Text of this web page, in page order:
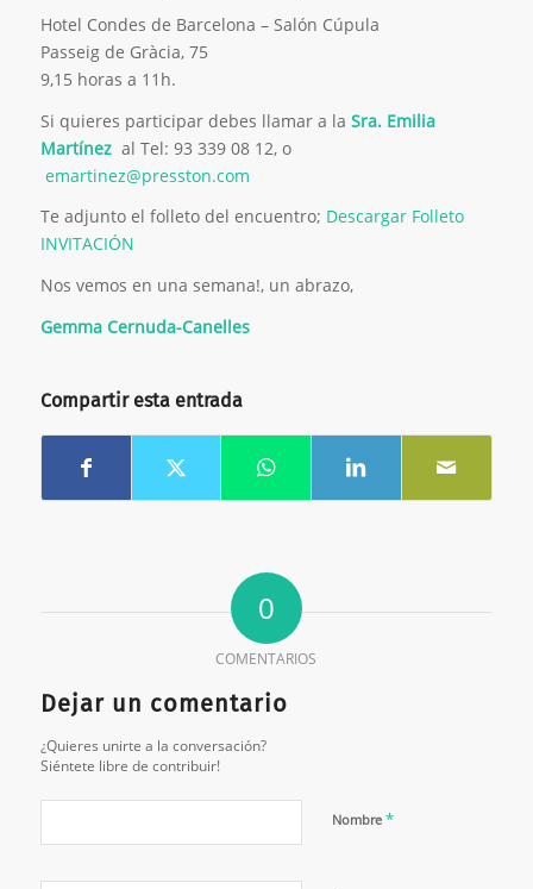
Hotel Condes de Barcelona – Salón Cúpula
Passeig de Gràcia, 75
9,15 horas a 11h.
Si quieres participar debes llamar a la Sra. Emilia
Martínezal Tel: 93 339 08 12, o
emartinez@presston.com
Te adjunto el folleto del encuentro; Descargar Folleto
INVITACIÓN
Nos vemos en una semana!, un abrazo,
Gemma Cernuda-Canelles
Compartir esta entrada
0
COMENTARIOS
Dejar un comentario
¿Quieres unirte a la conversación?
Siéntete libre de contribuir!
Nombre *